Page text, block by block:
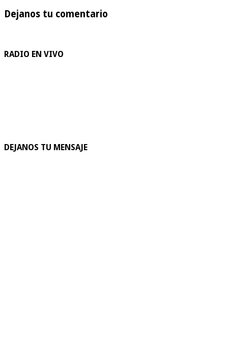
Dejanos tu comentario
RADIO EN VIVO
DEJANOS TU MENSAJE